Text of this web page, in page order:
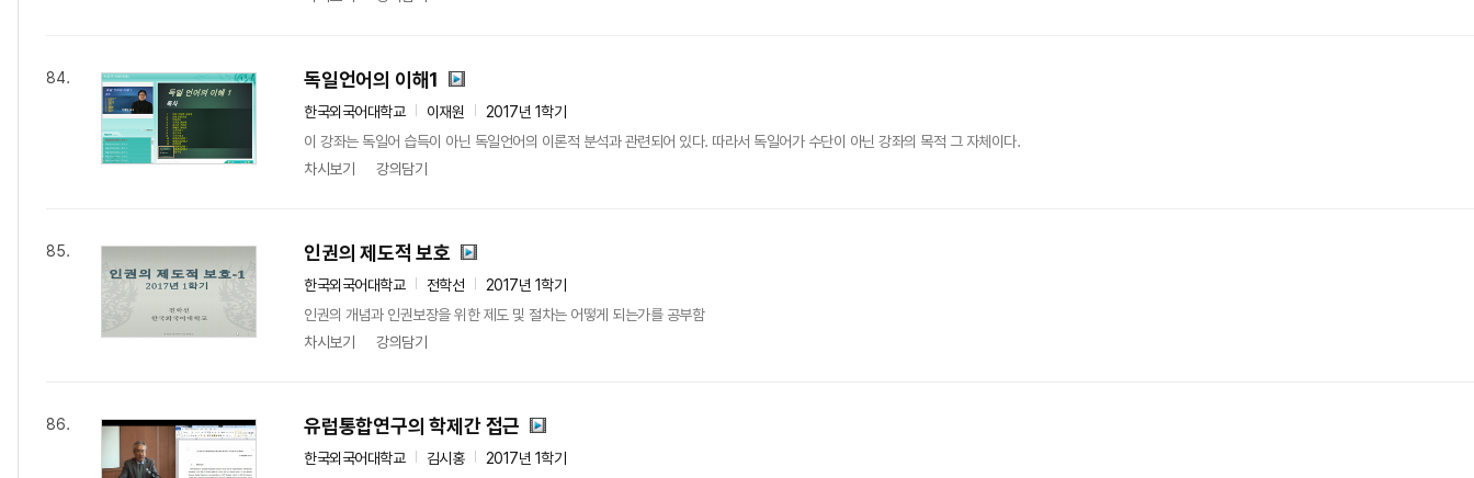
84. 독일언어의 이해1
한국외국어대학교 이재원
2017년 1학기
이 강좌는 독일어 습득이 아닌 독일언어의 이론적 분석과 관련되어 있다. 따라서 독일어가 수단이 아닌 강좌의 목적 그 자체이다.
차시보기
강의담기
85. 인권의 제도적 보호
한국외국어대학교 전학선
2017년 1학기
인권의 개념과 인권보장을 위한 제도 및 절차는 어떻게 되는가를 공부함
차시보기
강의담기
86. 유럽통합연구의 학제간 접근
한국외국어대학교 김시홍
2017년 1학기